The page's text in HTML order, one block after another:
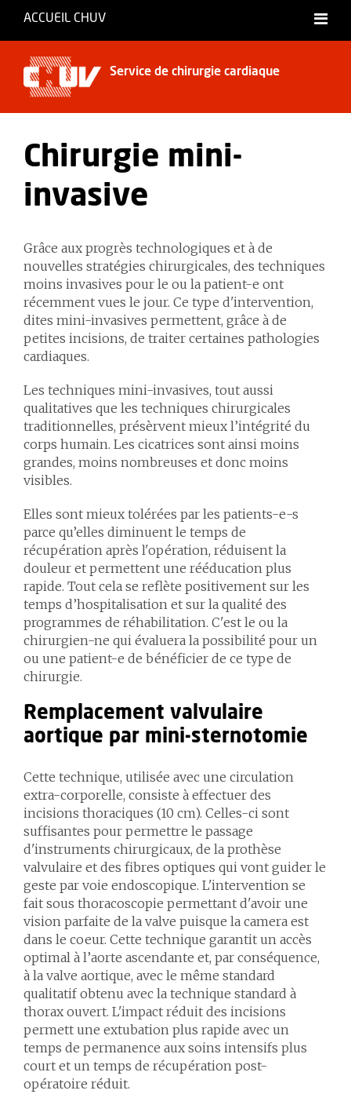
ACCUEIL CHUV
Service de chirurgie cardiaque
Chirurgie mini-
invasive
Grâce aux progrès technologiques et à de
nouvelles stratégies chirurgicales, des techniques
moins invasives pour le ou la patient-e ont
récemment vues le jour. Ce type d'intervention,
dites mini-invasives permettent, grâce à de
petites incisions, de traiter certaines pathologies
cardiaques.
Les techniques mini-invasives, tout aussi
qualitatives que les techniques chirurgicales
traditionnelles, présèrvent mieux l’intégrité du
corps humain. Les cicatrices sont ainsi moins
grandes, moins nombreuses et donc moins
visibles.
Elles sont mieux tolérées par les patients-e-s
parce qu’elles diminuent le temps de
récupération après l'opération, réduisent la
douleur et permettent une rééducation plus
rapide. Tout cela se reflète positivement sur les
temps d’hospitalisation et sur la qualité des
programmes de réhabilitation. C'est le ou la
chirurgien-ne qui évaluera la possibilité pour un
ou une patient-e de bénéficier de ce type de
chirurgie.
Remplacement valvulaire
aortique par mini-sternotomie
Cette technique, utilisée avec une circulation
extra-corporelle, consiste à effectuer des
incisions thoraciques (10 cm). Celles-ci sont
suffisantes pour permettre le passage
d'instruments chirurgicaux, de la prothèse
valvulaire et des fibres optiques qui vont guider le
geste par voie endoscopique. L'intervention se
fait sous thoracoscopie permettant d'avoir une
vision parfaite de la valve puisque la camera est
dans le coeur. Cette technique garantit un accès
optimal à l’aorte ascendante et, par conséquence,
à la valve aortique, avec le même standard
qualitatif obtenu avec la technique standard à
thorax ouvert. L'impact réduit des incisions
permett une extubation plus rapide avec un
temps de permanence aux soins intensifs plus
court et un temps de récupération post-
opératoire réduit.